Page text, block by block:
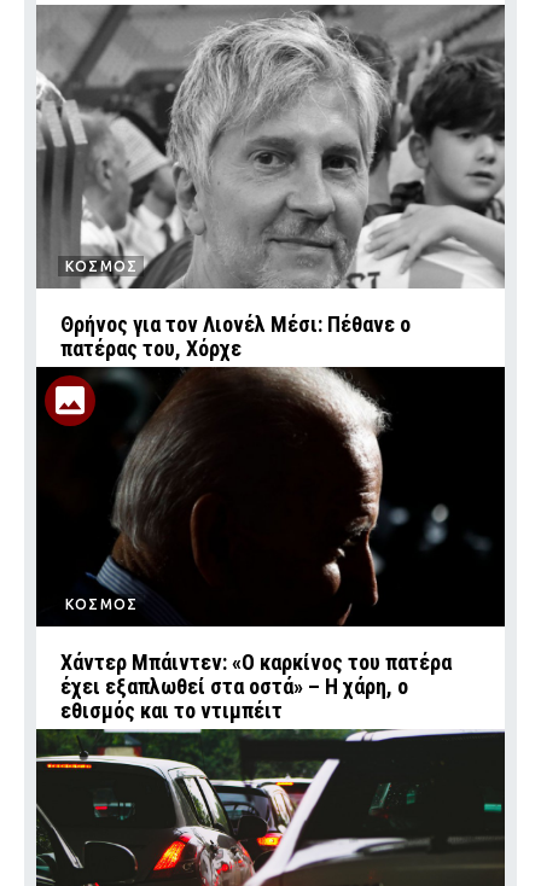
ΚΟΣΜΟΣ
Θρήνος για τον Λιονέλ Μέσι: Πέθανε ο
πατέρας του, Χόρχε
ΚΟΣΜΟΣ
Χάντερ Μπάιντεν: «Ο καρκίνος του πατέρα
έχει εξαπλωθεί στα οστά» – Η χάρη, ο
εθισμός και το ντιμπέιτ